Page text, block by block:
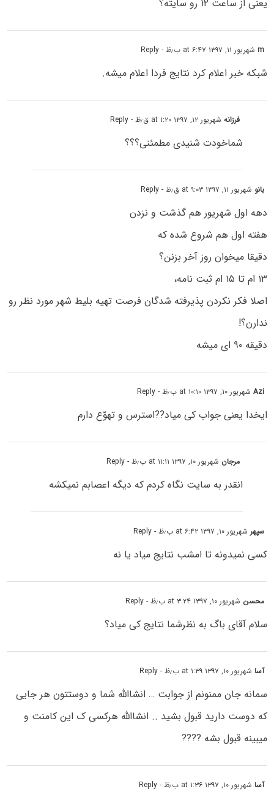
یعنی از ساعت ۱۲ رو سایته؟
mشهریور ۱۱, ۱۳۹۷ at ۶:۴۷ ب٫ظ - Reply
شبکه خبر اعلام کرد نتایج فردا اعلام میشه.
فرزانهشهریور ۱۲, ۱۳۹۷ at ۱:۲۰ ق٫ظ - Reply
شماخودت شنیدی مطمئنی؟؟؟
بانو شهریور ۱۱, ۱۳۹۷ at ۹:۰۳ ق٫ظ - Reply
دهه اول شهریور هم گذشت و نزدن
هفته اول هم شروع شده که
دقیقا میخوان روز آخر بزنن؟
۱۳ ام تا ۱۵ ام ثبت نامه،
اصلا فکر نکردن پذیرفته شدگان فرصت تهیه بلیط شهر مورد نظر رو
ندارن؟!
دقیقه ۹۰ ای میشه
Aziشهریور ۱۰, ۱۳۹۷ at ۱۰:۱۰ ب٫ظ - Reply
ایخدا یعنی جواب کی میاد??استرس و تهوّع دارم
مرجان شهریور ۱۰, ۱۳۹۷ at ۱۱:۱۱ ب٫ظ - Reply
انقدر به سایت نگاه کردم که دیگه اعصابم نمیکشه
سپهرشهریور ۱۰, ۱۳۹۷ at ۶:۴۲ ب٫ظ - Reply
کسی نمیدونه تا امشب نتایج میاد یا نه
محسن شهریور ۱۰, ۱۳۹۷ at ۳:۲۴ ب٫ظ - Reply
سلام آقای باگ به نظرشما نتایج کی میاد؟
آساشهریور ۱۰, ۱۳۹۷ at ۱:۳۹ ب٫ظ - Reply
سمانه جان ممنونم از جوابت … انشاالله شما و دوستتون هر جایی
که دوست دارید قبول بشید .. انشاالله هرکسی ک این کامنت و
میبینه قبول بشه ????
آساشهریور ۱۰, ۱۳۹۷ at ۱:۳۶ ب٫ظ - Reply